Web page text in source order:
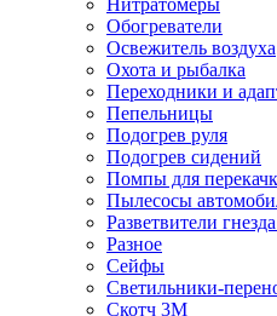
Обогреватели
Освежитель воздуха
Охота и рыбалка
Переходники и
Пепельницы
Подогрев руля
Подогрев сидений
Помпы для
Пылесосы
Разветвители
Разное
Сейфы
Светильники-
Скотч 3М